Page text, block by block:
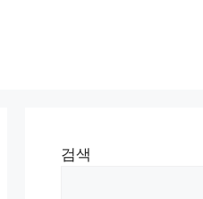
검색